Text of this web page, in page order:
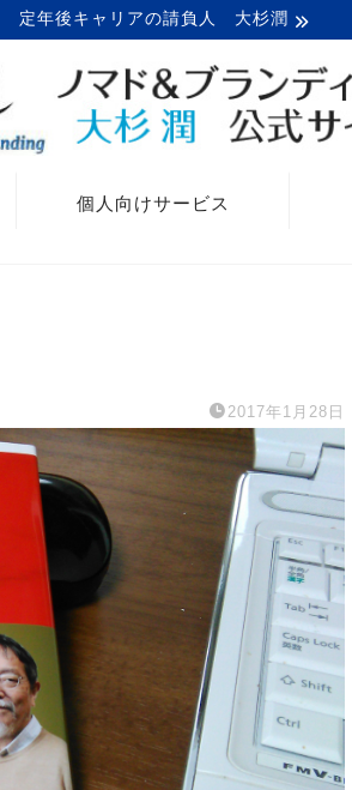
定年後キャリアの請負人 大杉潤
個人向けサービス
2017年1月28日